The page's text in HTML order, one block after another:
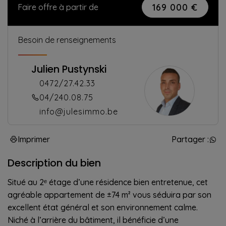
Faire offre à partir de 169 000 €
Besoin de renseignements
Julien Pustynski
0472/27.42.33
04/240.08.75
info@julesimmo.be
Imprimer Partager :
Description du bien
Situé au 2ᵉ étage d’une résidence bien entretenue, cet
agréable appartement de ±74 m² vous séduira par son
excellent état général et son environnement calme.
Niché à l’arrière du bâtiment, il bénéficie d’une